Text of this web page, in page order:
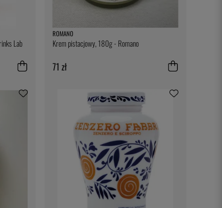
Lab
ROMANO
Krem pistacjowy, 180g - Romano
71 zł